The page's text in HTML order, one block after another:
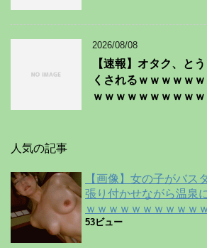
2026/08/08
【速報】オタク、と
くされるｗｗｗｗｗ
ｗｗｗｗｗｗｗｗｗ
人気の記事
【画像】女の子がバス
張り付かせながら温泉
ｗｗｗｗｗｗｗｗｗｗｗ
53ビュー